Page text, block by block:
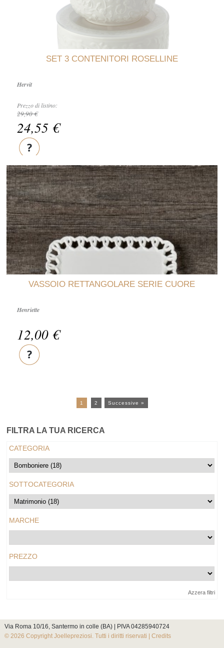
SET 3 CONTENITORI ROSELLINE
Hervit
Prezzo di listino:
29,90 €
24,55 €
VASSOIO RETTANGOLARE SERIE CUORE
Henriette
12,00 €
1 2 Successive »
FILTRA LA TUA RICERCA
CATEGORIA
SOTTOCATEGORIA
MARCHE
PREZZO
Azzera filtri
Via Roma 10/16, Santermo in colle (BA) | PIVA 04285940724
© 2026 Copyright Joellepreziosi. Tutti i diritti riservati | Credits